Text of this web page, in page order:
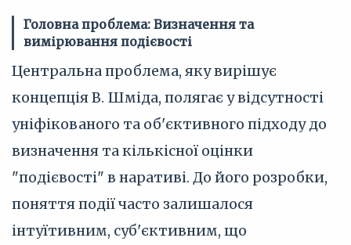
Головна проблема: Визначення та
вимірювання подієвості
Центральна проблема, яку вирішує
концепція В. Шміда, полягає у відсутності
уніфікованого та об'єктивного підходу до
визначення та кількісної оцінки
"подієвості" в наративі. До його розробки,
поняття події часто залишалося
інтуїтивним, суб'єктивним, що